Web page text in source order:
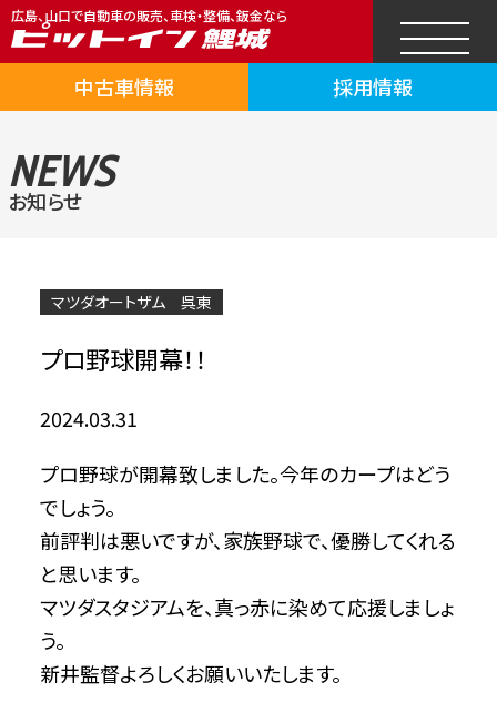
広島、山口で自動車の販売、車検・整備、鈑金なら
中古車情報 採用情報
NEWS
お知らせ
マツダオートザム 呉東
プロ野球開幕！！
2024.03.31
プロ野球が開幕致しました。今年のカープはどう
でしょう。
前評判は悪いですが、家族野球で、優勝してくれる
と思います。
マツダスタジアムを、真っ赤に染めて応援しましょ
う。
新井監督よろしくお願いいたします。